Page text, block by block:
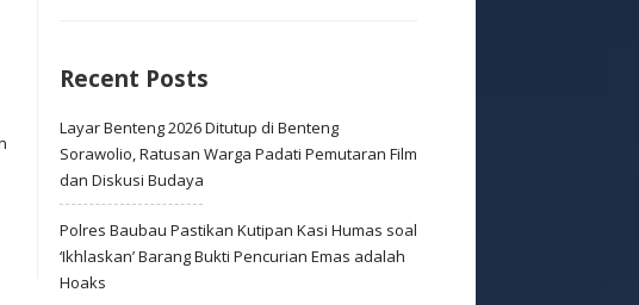
Recent Posts
Layar Benteng 2026 Ditutup di Benteng
Sorawolio, Ratusan Warga Padati Pemutaran Film
dan Diskusi Budaya
Polres Baubau Pastikan Kutipan Kasi Humas soal
‘Ikhlaskan’ Barang Bukti Pencurian Emas adalah
Hoaks